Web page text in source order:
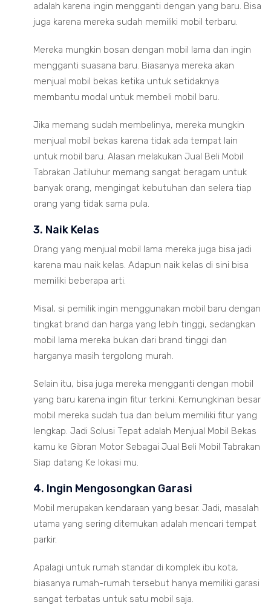
adalah karena ingin mengganti dengan yang baru. Bisa
juga karena mereka sudah memiliki mobil terbaru.
Mereka mungkin bosan dengan mobil lama dan ingin
mengganti suasana baru. Biasanya mereka akan
menjual mobil bekas ketika untuk setidaknya
membantu modal untuk membeli mobil baru.
Jika memang sudah membelinya, mereka mungkin
menjual mobil bekas karena tidak ada tempat lain
untuk mobil baru. Alasan melakukan Jual Beli Mobil
Tabrakan Jatiluhur memang sangat beragam untuk
banyak orang, mengingat kebutuhan dan selera tiap
orang yang tidak sama pula.
3. Naik Kelas
Orang yang menjual mobil lama mereka juga bisa jadi
karena mau naik kelas. Adapun naik kelas di sini bisa
memiliki beberapa arti.
Misal, si pemilik ingin menggunakan mobil baru dengan
tingkat brand dan harga yang lebih tinggi, sedangkan
mobil lama mereka bukan dari brand tinggi dan
harganya masih tergolong murah.
Selain itu, bisa juga mereka mengganti dengan mobil
yang baru karena ingin fitur terkini. Kemungkinan besar
mobil mereka sudah tua dan belum memiliki fitur yang
lengkap. Jadi Solusi Tepat adalah Menjual Mobil Bekas
kamu ke Gibran Motor Sebagai Jual Beli Mobil Tabrakan
Siap datang Ke lokasi mu.
4. Ingin Mengosongkan Garasi
Mobil merupakan kendaraan yang besar. Jadi, masalah
utama yang sering ditemukan adalah mencari tempat
parkir.
Apalagi untuk rumah standar di komplek ibu kota,
biasanya rumah-rumah tersebut hanya memiliki garasi
sangat terbatas untuk satu mobil saja.